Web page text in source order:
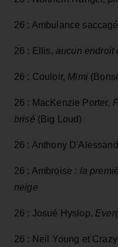
26 : Ambulance
26 : Ellis, aucun endroit
26 : Couloir, Mimi
26 : MacKenzie Porter,
brisé (Big Loud)
26 : Anthony
26 : Ambroise : la
neige
26 : Josué Hyslop,
26 : Neil Young et